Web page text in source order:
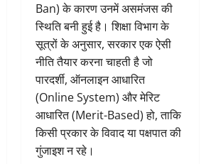
Ban) के कारण उनमें असमंजस की
स्थिति बनी हुई है। शिक्षा विभाग के
सूत्रों के अनुसार, सरकार एक ऐसी
नीति तैयार करना चाहती है जो
पारदर्शी, ऑनलाइन आधारित
(Online System) और मेरिट
आधारित (Merit-Based) हो, ताकि
किसी प्रकार के विवाद या पक्षपात की
गुंजाइश न रहे।